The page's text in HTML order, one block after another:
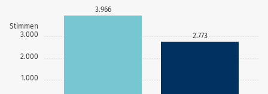
1.000
2.000
3.000
Stimmen
3.966
2.773